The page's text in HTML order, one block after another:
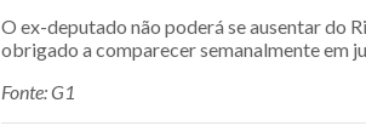
O ex-deputado não poderá se ausentar do
obrigado a comparecer semanalmente em
Fonte: G1